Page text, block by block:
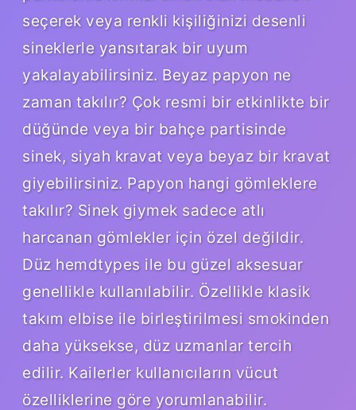
seçerek veya renkli kişiliğinizi desenli
sineklerle yansıtarak bir uyum
yakalayabilirsiniz. Beyaz papyon ne
zaman takılır? Çok resmi bir etkinlikte bir
düğünde veya bir bahçe partisinde
sinek, siyah kravat veya beyaz bir kravat
giyebilirsiniz. Papyon hangi gömleklere
takılır? Sinek giymek sadece atlı
harcanan gömlekler için özel değildir.
Düz hemdtypes ile bu güzel aksesuar
genellikle kullanılabilir. Özellikle klasik
takım elbise ile birleştirilmesi smokinden
daha yüksekse, düz uzmanlar tercih
edilir. Kailerler kullanıcıların vücut
özelliklerine göre yorumlanabilir.